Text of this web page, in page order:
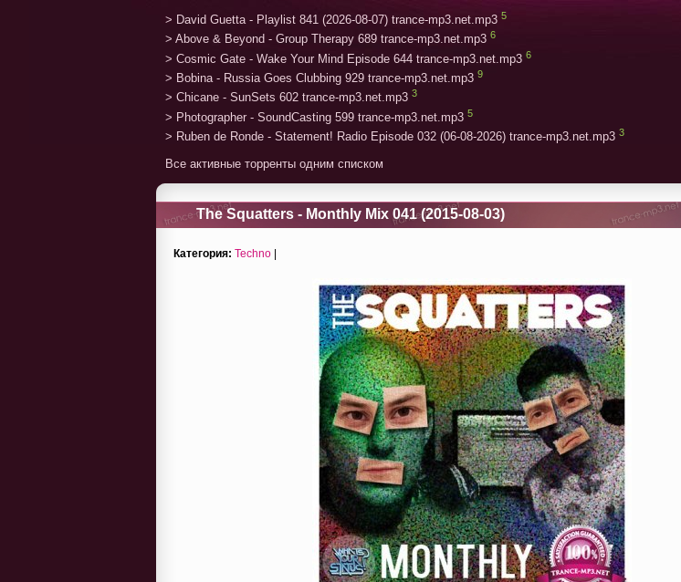
> David Guetta - Playlist 841 (2026-08-07) trance-mp3.net.mp3 5
> Above & Beyond - Group Therapy 689 trance-mp3.net.mp3 6
> Cosmic Gate - Wake Your Mind Episode 644 trance-mp3.net.mp3 6
> Bobina - Russia Goes Clubbing 929 trance-mp3.net.mp3 9
> Chicane - SunSets 602 trance-mp3.net.mp3 3
> Photographer - SoundCasting 599 trance-mp3.net.mp3 5
> Ruben de Ronde - Statement! Radio Episode 032 (06-08-2026) trance-mp3.net.mp3 3
Все активные торренты одним списком
The Squatters - Monthly Mix 041 (2015-08-03)
Категория: Techno |